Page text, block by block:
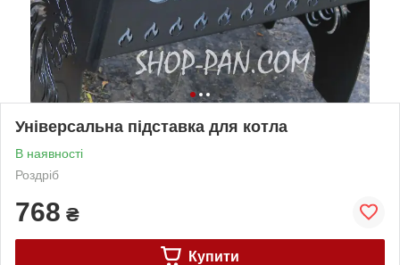
Універсальна підставка для котла
В наявності
Роздріб
768 ₴
Купити